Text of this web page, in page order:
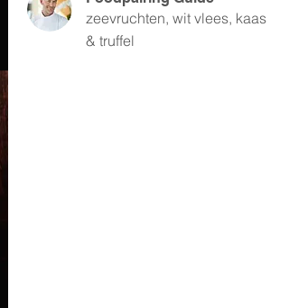
zeevruchten, wit vlees, kaas
& truffel